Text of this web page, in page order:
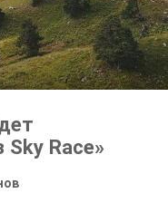
Race»